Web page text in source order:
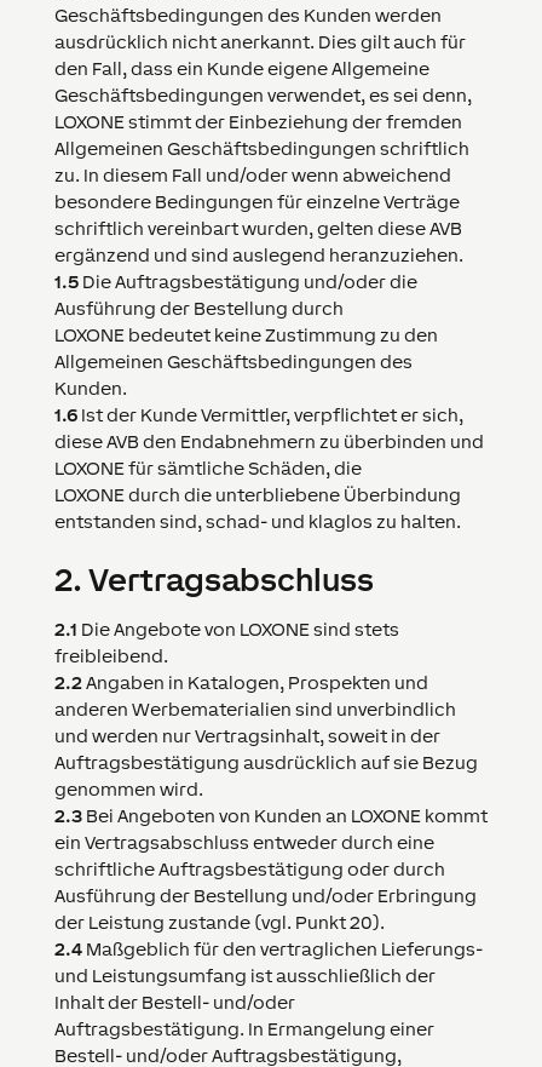
Geschäftsbedingungen des Kunden werden
ausdrücklich nicht anerkannt. Dies gilt auch für
den Fall, dass ein Kunde eigene Allgemeine
Geschäftsbedingungen verwendet, es sei denn,
LOXONE stimmt der Einbeziehung der fremden
Allgemeinen Geschäftsbedingungen schriftlich
zu. In diesem Fall und/oder wenn abweichend
besondere Bedingungen für einzelne Verträge
schriftlich vereinbart wurden, gelten diese AVB
ergänzend und sind auslegend heranzuziehen.
1.5Die Auftragsbestätigung und/oder die
Ausführung der Bestellung durch
LOXONE bedeutet keine Zustimmung zu den
Allgemeinen Geschäftsbedingungen des
Kunden.
1.6Ist der Kunde Vermittler, verpflichtet er sich,
diese AVB den Endabnehmern zu überbinden und
LOXONE für sämtliche Schäden, die
LOXONE durch die unterbliebene Überbindung
entstanden sind, schad- und klaglos zu halten.
2.Vertragsabschluss
2.1 Die Angebote von LOXONE sind stets
freibleibend.
2.2Angaben in Katalogen, Prospekten und
anderen Werbematerialien sind unverbindlich
und werden nur Vertragsinhalt, soweit in der
Auftragsbestätigung ausdrücklich auf sie Bezug
genommen wird.
2.3Bei Angeboten von Kunden an LOXONE kommt
ein Vertragsabschluss entweder durch eine
schriftliche Auftragsbestätigung oder durch
Ausführung der Bestellung und/oder Erbringung
der Leistung zustande (vgl. Punkt 20).
2.4Maßgeblich für den vertraglichen Lieferungs-
und Leistungsumfang ist ausschließlich der
Inhalt der Bestell- und/oder
Auftragsbestätigung. In Ermangelung einer
Bestell- und/oder Auftragsbestätigung,